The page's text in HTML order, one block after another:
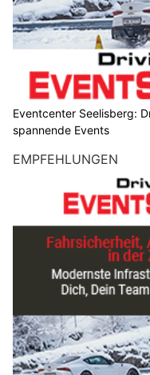
Eventcenter Seelisberg:
spannende Events
EMPFEHLUNGEN